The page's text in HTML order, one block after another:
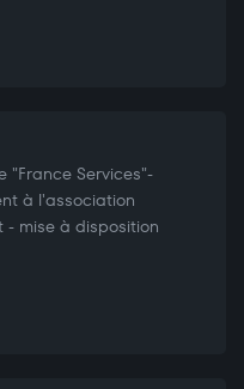
"France Services"-
à l'association
- mise à disposition